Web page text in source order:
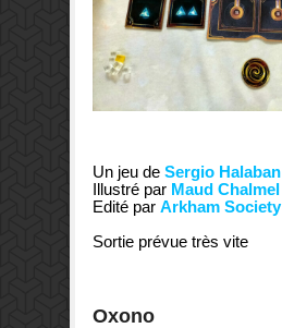
Un jeu de Sergio Halaban
Illustré par Maud Chalmel
Edité par Arkham Society
Sortie prévue très vite
Oxono